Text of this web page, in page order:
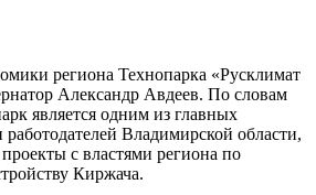
региона Технопарка «Русклимат
Александр Авдеев. По словам
является одним из главных
Владимирской области,
с властями региона по
Киржача.